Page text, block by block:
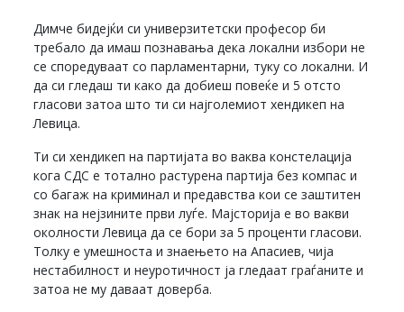
Димче бидејќи си универзитетски професор би
требало да имаш познавања дека локални избори не
се споредуваат со парламентарни, туку со локални. И
да си гледаш ти како да добиеш повеќе и 5 отсто
гласови затоа што ти си најголемиот хендикеп на
Левица.
Ти си хендикеп на партијата во ваква констелација
кога СДС е тотално растурена партија без компас и
со багаж на криминал и предавства кои се заштитен
знак на нејзините први луѓе. Мајсторија е во вакви
околности Левица да се бори за 5 проценти гласови.
Толку е умешноста и знаењето на Апасиев, чија
нестабилност и неуротичност ја гледаат граѓаните и
затоа не му даваат доверба.